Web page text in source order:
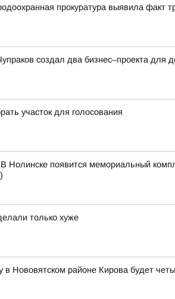
прокуратура выявила факт
создал два бизнес–проекта для
участок для голосования
Нолинске появится мемориальный
только хуже
в Нововятском районе Кирова будет